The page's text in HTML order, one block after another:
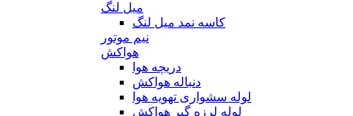
میل لنگ
کاسه نمد میل لنگ
نیم موتور
هواکش
دریچه هوا
دنباله هواکش
لوله سشواری تهویه هوا
لوله لرزه گیر هواکش